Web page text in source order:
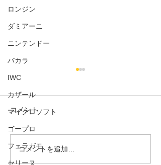
ロンジン
ダミアーニ
ニンテンドー
バカラ
IWC
カザール
マイクロソフト
ゴープロ
フェラガモ
セリーヌ
ブルガリブルガリカード
コメント
コメントを追加…